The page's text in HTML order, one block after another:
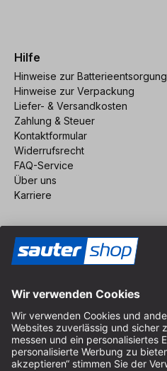
Hilfe
Hinweise zur Batterieentsorgung
Hinweise zur Verpackung
Liefer- & Versandkosten
Zahlung & Steuer
Kontaktformular
Widerrufsrecht
FAQ-Service
Über uns
Karriere
Impressum
AGB
Datenschutz